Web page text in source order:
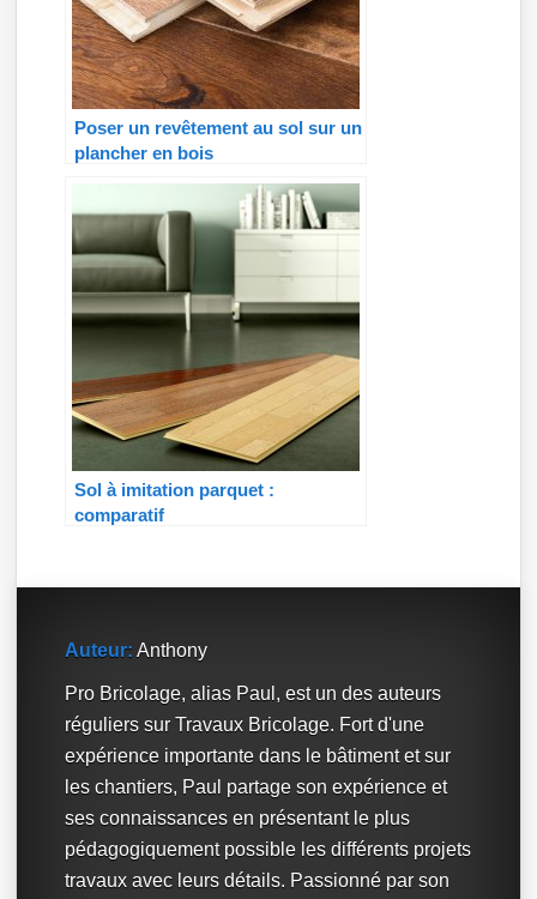
Poser un revêtement au sol sur un
plancher en bois
Sol à imitation parquet :
comparatif
Auteur: Anthony
Pro Bricolage, alias Paul, est un des auteurs
réguliers sur Travaux Bricolage. Fort d'une
expérience importante dans le bâtiment et sur
les chantiers, Paul partage son expérience et
ses connaissances en présentant le plus
pédagogiquement possible les différents projets
travaux avec leurs détails. Passionné par son